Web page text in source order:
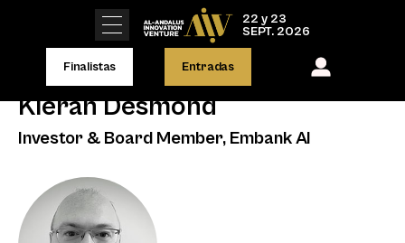
22 y 23
SEPT. 2026
Finalistas Entradas
Kieran Desmond
Investor & Board Member, Embank AI